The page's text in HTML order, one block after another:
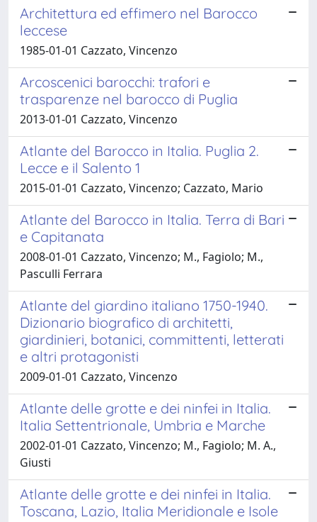
Architettura ed effimero nel Barocco
leccese
1985-01-01 Cazzato, Vincenzo
Arcoscenici barocchi: trafori e
trasparenze nel barocco di Puglia
2013-01-01 Cazzato, Vincenzo
Atlante del Barocco in Italia. Puglia 2.
Lecce e il Salento 1
2015-01-01 Cazzato, Vincenzo; Cazzato, Mario
Atlante del Barocco in Italia. Terra di Bari
e Capitanata
2008-01-01 Cazzato, Vincenzo; M., Fagiolo; M.,
Pasculli Ferrara
Atlante del giardino italiano 1750-1940.
Dizionario biografico di architetti,
giardinieri, botanici, committenti, letterati
e altri protagonisti
2009-01-01 Cazzato, Vincenzo
Atlante delle grotte e dei ninfei in Italia.
Italia Settentrionale, Umbria e Marche
2002-01-01 Cazzato, Vincenzo; M., Fagiolo; M. A.,
Giusti
Atlante delle grotte e dei ninfei in Italia.
Toscana, Lazio, Italia Meridionale e Isole